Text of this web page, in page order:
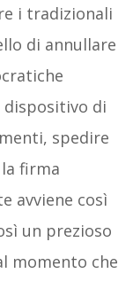
i tradizionali
di annullare
dispositivo di
spedire
firma
avviene così
un prezioso
momento che